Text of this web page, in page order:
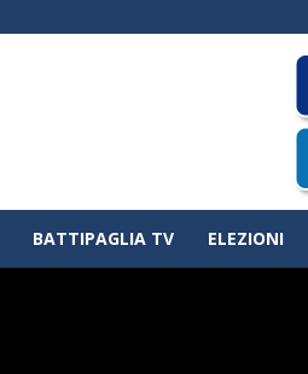
BATTIPAGLIA TV ELEZIONI